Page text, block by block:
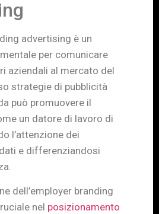
advertising è un
per comunicare
aziendali al mercato del
strategie di pubblicità
può promuovere il
un datore di lavoro di
l’attenzione dei
e differenziandosi
dell’employer branding
nel posizionamento